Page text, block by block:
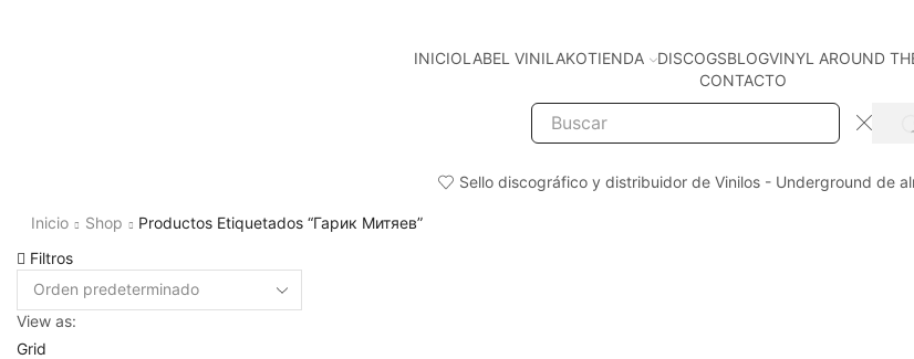
INICIOLABEL VINILAKOTIENDA DISCOGSBLOGVINYL AROUND
CONTACTO
Search
Sello discográfico y distribuidor de Vinilos - Underground de
Inicio Shop
Productos Etiquetados “Гарик Митяев”
Filtros
View as:
Grid